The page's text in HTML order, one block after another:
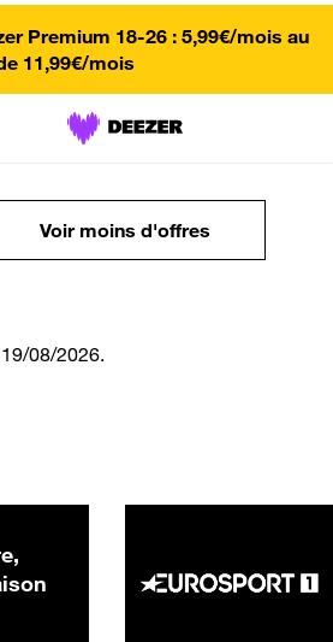
Premium 18-26 : 5,99€/mois au
11,99€/mois
Voir moins d'offres
08/2026.